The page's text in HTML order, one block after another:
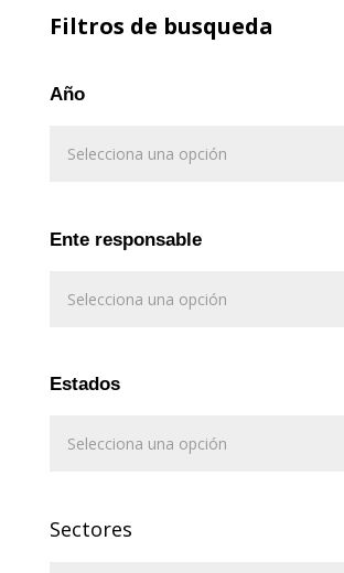
Filtros de busqueda
Año
Ente responsable
Estados
Sectores